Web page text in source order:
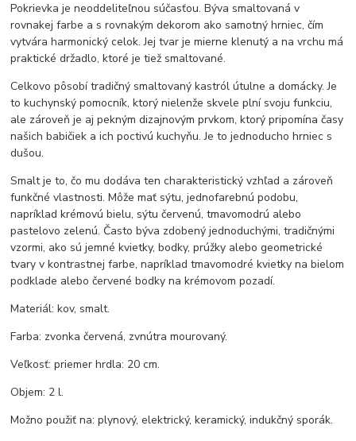
Pokrievka je neoddeliteľnou súčasťou. Býva smaltovaná v
rovnakej farbe a s rovnakým dekorom ako samotný hrniec, čím
vytvára harmonický celok. Jej tvar je mierne klenutý a na vrchu má
praktické držadlo, ktoré je tiež smaltované.
Celkovo pôsobí tradičný smaltovaný kastról útulne a domácky. Je
to kuchynský pomocník, ktorý nielenže skvele plní svoju funkciu,
ale zároveň je aj pekným dizajnovým prvkom, ktorý pripomína časy
našich babičiek a ich poctivú kuchyňu. Je to jednoducho hrniec s
dušou.
Smalt je to, čo mu dodáva ten charakteristický vzhľad a zároveň
funkčné vlastnosti. Môže mať sýtu, jednofarebnú podobu,
napríklad krémovú bielu, sýtu červenú, tmavomodrú alebo
pastelovo zelenú. Často býva zdobený jednoduchými, tradičnými
vzormi, ako sú jemné kvietky, bodky, prúžky alebo geometrické
tvary v kontrastnej farbe, napríklad tmavomodré kvietky na bielom
podklade alebo červené bodky na krémovom pozadí.
Materiál: kov, smalt.
Farba: zvonka červená, zvnútra mourovaný.
Veľkosť: priemer hrdla: 20 cm.
Objem: 2 l.
Možno použiť na: plynový, elektrický, keramický, indukčný sporák.